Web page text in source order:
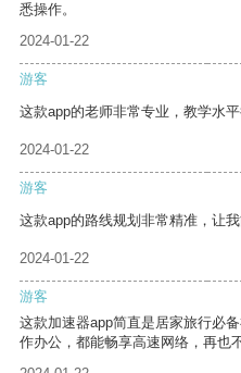
悉操作。
2024-01-22
游客
这款app的老师非常专业，教学水
2024-01-22
游客
这款app的路线规划非常精准，让我
2024-01-22
游客
这款加速器app简直是居家旅行必
作办公，都能畅享高速网络，再也